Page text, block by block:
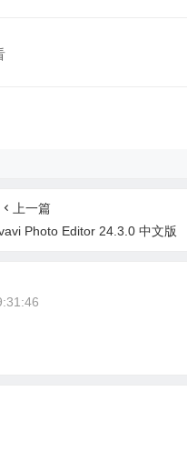
上一篇
Photo Editor 24.3.0 中文版